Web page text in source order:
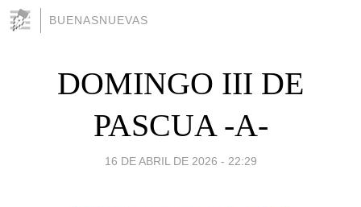
BUENASNUEVAS
DOMINGO III DE
PASCUA -A-
16 DE ABRIL DE 2026 - 22:29